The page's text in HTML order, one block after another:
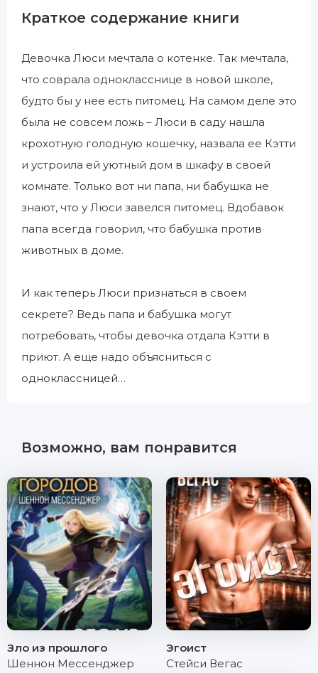
Краткое содержание книги
Девочка Люси мечтала о котенке. Так мечтала,
что соврала однокласснице в новой школе,
будто бы у нее есть питомец. На самом деле это
была не совсем ложь – Люси в саду нашла
крохотную голодную кошечку, назвала ее Кэтти
и устроила ей уютный дом в шкафу в своей
комнате. Только вот ни папа, ни бабушка не
знают, что у Люси завелся питомец. Вдобавок
папа всегда говорил, что бабушка против
животных в доме.
И как теперь Люси признаться в своем
секрете? Ведь папа и бабушка могут
потребовать, чтобы девочка отдала Кэтти в
приют. А еще надо объясниться с
одноклассницей…
Возможно, вам понравится
Зло из прошлого
Шеннон Мессенджер
Эгоист
Стейси Вегас